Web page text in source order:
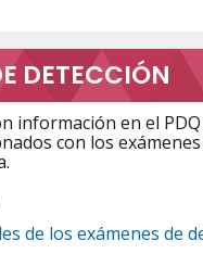
DETECCIÓN
información en el
con los
de los exámenes de